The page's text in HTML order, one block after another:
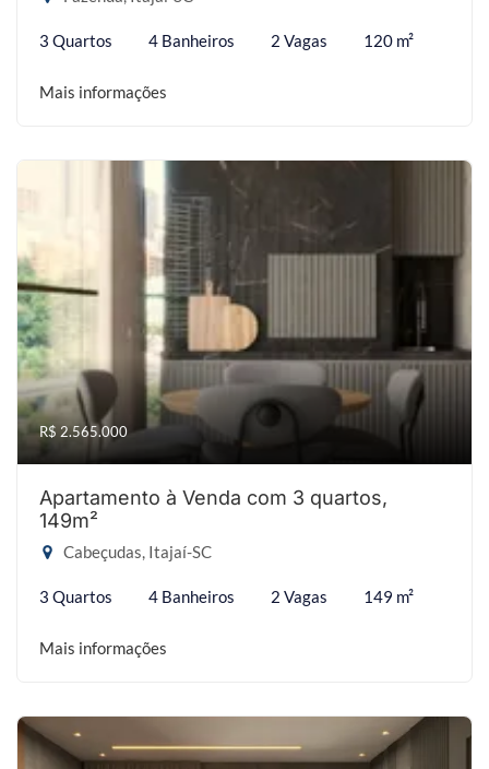
3 Quartos 4 Banheiros 2 Vagas 120 m²
Mais informações
R$ 2.565.000
Apartamento à Venda com 3 quartos,
149m²
Cabeçudas, Itajaí-SC
3 Quartos 4 Banheiros 2 Vagas 149 m²
Mais informações